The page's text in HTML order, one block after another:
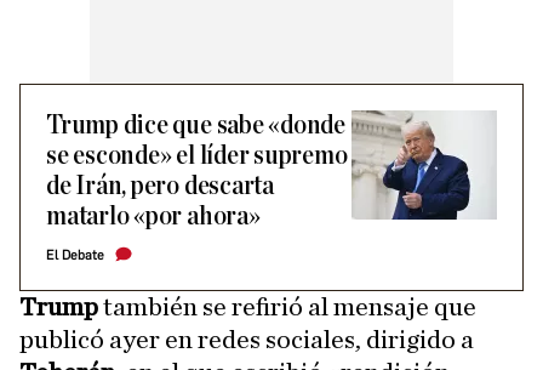
Trump dice que sabe «donde
se esconde» el líder supremo
de Irán, pero descarta
matarlo «por ahora»
El Debate
Trumptambién se refirió al mensaje que
publicó ayer en redes sociales, dirigido a